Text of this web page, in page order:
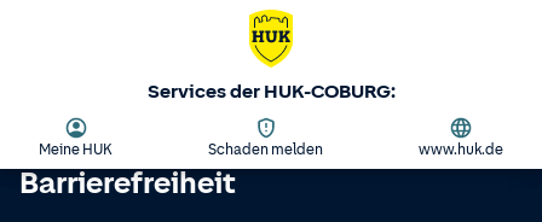
Services der HUK-COBURG:
Meine HUK Schaden melden www.huk.de
Barrierefreiheit